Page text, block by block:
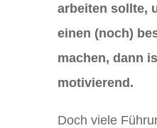
arbeiten sollte,
einen (noch)
machen, dann
motivierend.
Doch viele